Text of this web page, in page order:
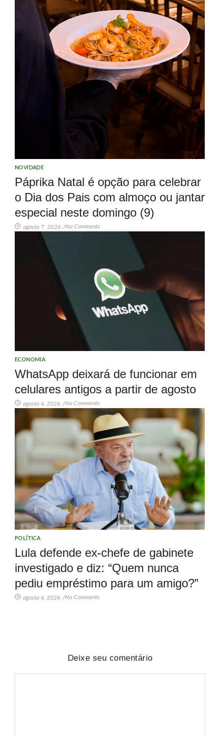
NOVIDADE
Páprika Natal é opção para celebrar
o Dia dos Pais com almoço ou jantar
especial neste domingo (9)
agosto 7, 2026 /No Comments
ECONOMIA
WhatsApp deixará de funcionar em
celulares antigos a partir de agosto
agosto 6, 2026 /No Comments
POLÍTICA
Lula defende ex-chefe de gabinete
investigado e diz: “Quem nunca
pediu empréstimo para um amigo?”
agosto 6, 2026 /No Comments
Deixe seu comentário